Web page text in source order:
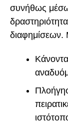
συνήθως μέσω